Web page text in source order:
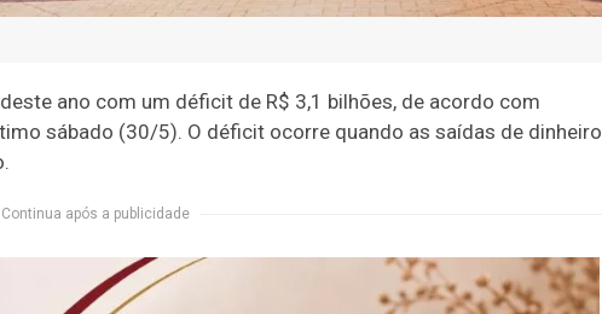
ano com um déficit de R$ 3,1 bilhões, de acordo com
sábado (30/5). O déficit ocorre quando as saídas de dinheiro
Continua após a publicidade